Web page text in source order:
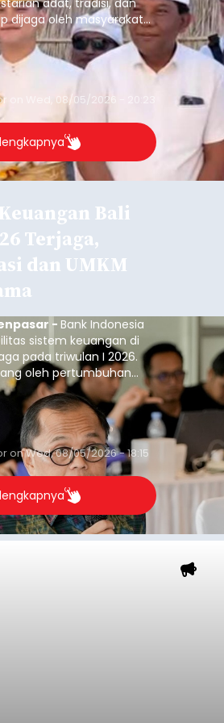
dijaga oleh masyarakat
Wed, 08/05/2026 - 20:23
Bali
Terjaga,
dan UMKM
- Bank Indonesia
sistem keuangan di
pada triwulan I 2026.
oleh pertumbuhan
masih positif, terutama
penggerak ekonomi
yang tetap
onWed, 08/05/2026 - 18:15